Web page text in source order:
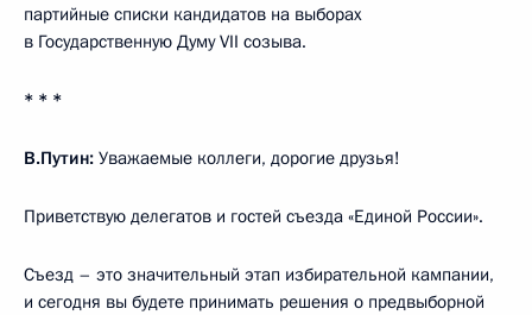
партийные списки кандидатов на выборах
в Государственную Думу VII созыва.
* * *
В.Путин: Уважаемые коллеги, дорогие друзья!
Приветствую делегатов и гостей съезда «Единой России».
Съезд – это значительный этап избирательной кампании,
и сегодня вы будете принимать решения о предвыборной